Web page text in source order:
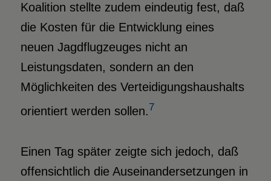
Koalition stellte zudem eindeutig fest, daß
die Kosten für die Entwicklung eines
neuen Jagdflugzeuges nicht an
Leistungsdaten, sondern an den
Möglichkeiten des Verteidigungshaushalts
orientiert werden sollen.7
Einen Tag später zeigte sich jedoch, daß
offensichtlich die Auseinandersetzungen in